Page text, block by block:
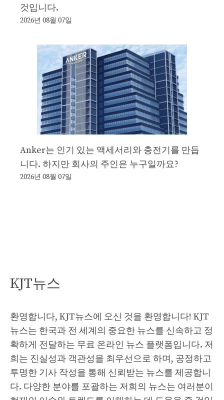
것입니다.
2026년 08월 07일
Anker는 인기 있는 액세서리와 충전기를 만듭
니다. 하지만 회사의 주인은 누구일까요?
2026년 08월 07일
KJT뉴스
환영합니다, KJT뉴스에 오신 것을 환영합니다! KJT
뉴스는 한국과 전 세계의 중요한 뉴스를 신속하고 정
확하게 전달하는 무료 온라인 뉴스 플랫폼입니다. 저
희는 진실성과 객관성을 최우선으로 하며, 공정하고
투명한 기사 작성을 통해 신뢰받는 뉴스를 제공합니
다. 다양한 분야를 포괄하는 저희의 뉴스는 여러분이